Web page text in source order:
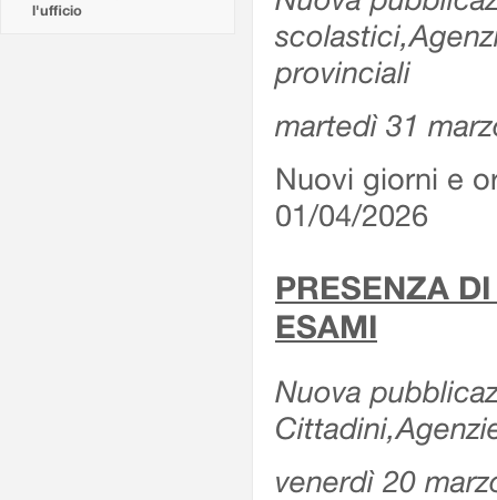
l'ufficio
provinciali
martedì 31
Nuovi giorni e
01/04/2026
PRESENZA
ESAMI
Nuova
venerdì 20